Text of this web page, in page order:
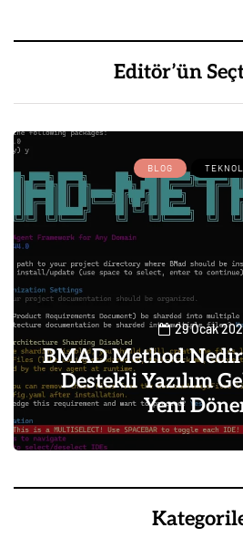
Editör’ün
BLOG
29 Ocak
BMAD Method
Destekli Yazılım
Yeni
0